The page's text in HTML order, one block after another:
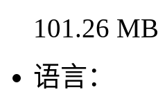
101.26 MB
语言：